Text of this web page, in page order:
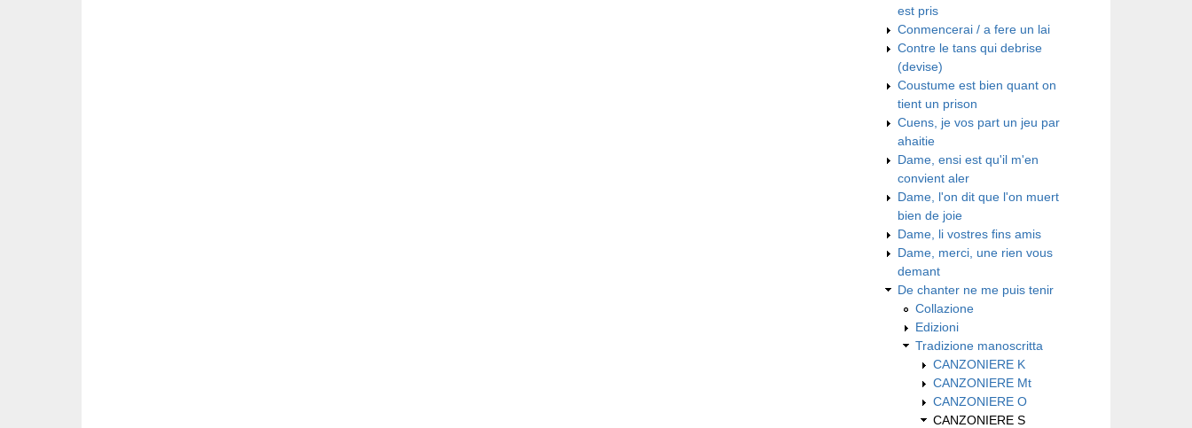
est pris
Conmencerai / a fere un lai
Contre le tans qui debrise
(devise)
Coustume est bien quant on
tient un prison
Cuens, je vos part un jeu par
ahaitie
Dame, ensi est qu'il m'en
convient aler
Dame, l'on dit que l'on muert
bien de joie
Dame, li vostres fins amis
Dame, merci, une rien vous
demant
De chanter ne me puis tenir
Collazione
Edizioni
Tradizione manoscritta
CANZONIERE K
CANZONIERE Mt
CANZONIERE O
CANZONIERE S